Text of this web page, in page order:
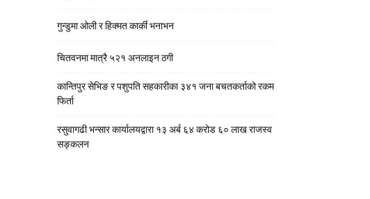
गुन्डुमा ओली र हिक्मत कार्की भनाभन
चितवनमा मात्रै ५२१ अनलाइन ठगी
कान्तिपुर सेभिङ र पशुपति सहकारीका ३४१ जना बचतकर्ताको रकम
फिर्ता
रसुवागढी भन्सार कार्यालयद्वारा १३ अर्ब ६४ करोड ६० लाख राजस्व
सङ्कलन